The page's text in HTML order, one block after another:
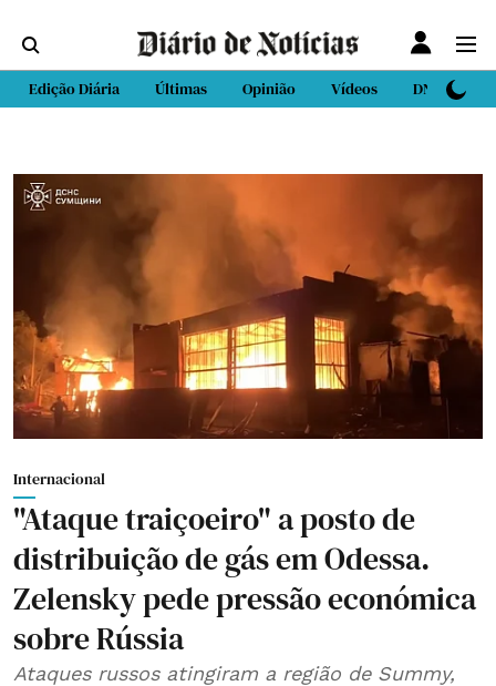
Edição Diária Últimas Opinião Vídeos DN Sport
Internacional
"Ataque traiçoeiro" a posto de
distribuição de gás em Odessa.
Zelensky pede pressão económica
sobre Rússia
Ataques russos atingiram a região de Summy,